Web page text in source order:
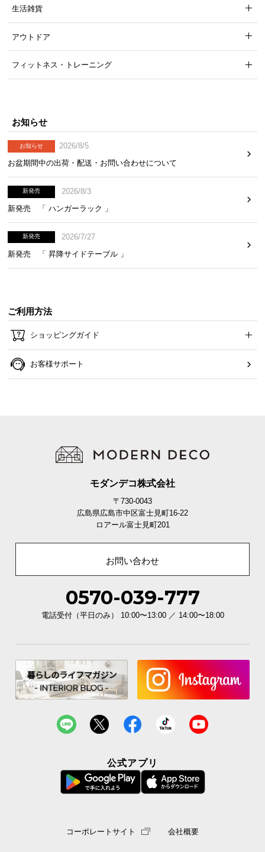
生活雑貨
アウトドア
フィットネス・トレーニング
お知らせ
お知らせ
2026/8/5
お盆期間中の出荷・配送・お問い合わせについて
新発売
2026/8/3
新発売 「 ハンガーラック 」
新発売
2026/7/27
新発売 「 昇降サイドテーブル 」
ご利用方法
ショッピングガイド
お客様サポート
モダンデコ株式会社
〒730-0043
広島県広島市中区富士見町16-22
ロアール富士見町201
お問い合わせ
0570-039-777
電話受付（平日のみ） 10:00〜13:00 ／ 14:00〜18:00
公式アプリ
コーポレートサイト 会社概要